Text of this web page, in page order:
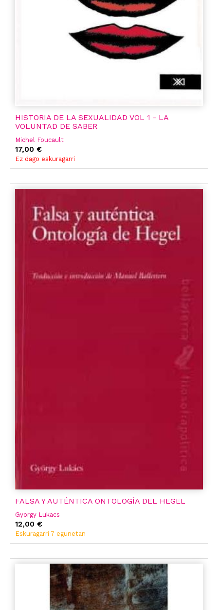
HISTORIA DE LA SEXUALIDAD VOL 1 - LA
VOLUNTAD DE SABER
Michel Foucault
17,00 €
Ez dago eskuragarri
FALSA Y AUTÉNTICA ONTOLOGÍA DEL HEGEL
Gyorgy Lukacs
12,00 €
Eskuragarri 7 egunetan